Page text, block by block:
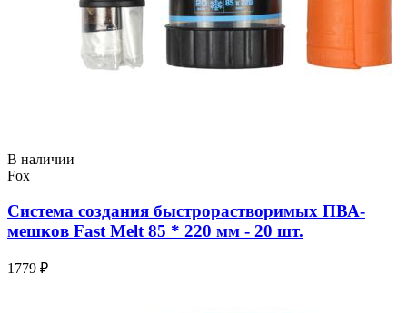
В наличии
Fox
Система создания быстрорастворимых ПВА-
мешков Fast Melt 85 * 220 мм - 20 шт.
1779 ₽